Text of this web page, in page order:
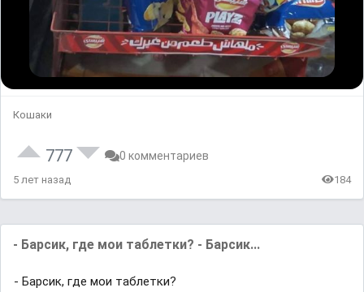
Кошаки
777 0 комментариев
5 лет назад 184
- Барсик, где мои таблетки? - Барсик...
- Барсик, где мои таблетки?